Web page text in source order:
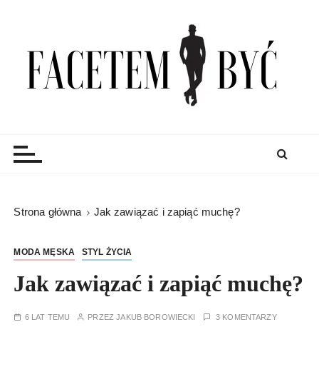
Strona główna Jak zawiązać i zapiąć muchę?
MODA MĘSKA STYL ŻYCIA
Jak zawiązać i zapiąć muchę?
6 LAT TEMU PRZEZJAKUB BOROWIECKI 3 KOMENTARZY